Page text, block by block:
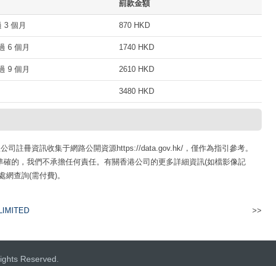
罰款金額
3 個月 870 HKD
6 個月 1740 HKD
9 個月 2610 HKD
3480 HKD
司註冊資訊收集于網路公開資源https://data.gov.hk/，僅作為指引參考。
的，我們不承擔任何責任。有關香港公司的更多詳細資訊(如檔影像記
查詢(需付費)。
>>
Reserved.